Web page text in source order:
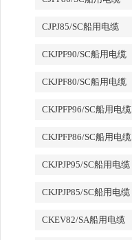
CJPJ85/SC船用电缆
CKJPF90/SC船用电缆
CKJPF80/SC船用电缆
CKJPFP96/SC船用电缆
CKJPFP86/SC船用电缆
CKJPJP95/SC船用电缆
CKJPJP85/SC船用电缆
CKEV82/SA船用电缆